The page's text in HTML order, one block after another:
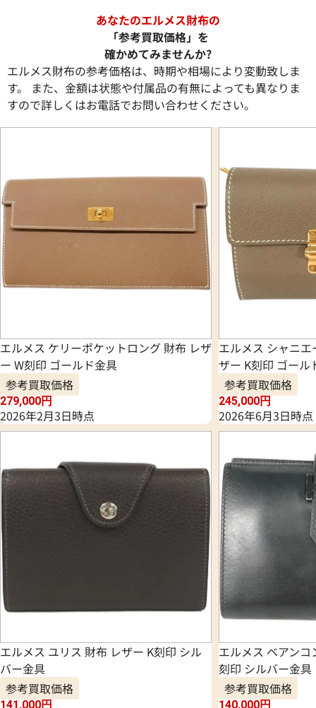
あなたのエルメス財布の
「参考買取価格」を
確かめてみませんか?
エルメス財布の参考価格は、時期や相場により変動致しま
す。 また、金額は状態や付属品の有無によっても異なりま
すので詳しくはお電話でお問い合わせください。
エルメス ケリーポケットロング 財布 レザ
ー W刻印 ゴールド金具
参考買取価格
279,000円
2026年2月3日時点
エルメス シャニ
ザー K刻印 ゴール
参考買取価格
245,000円
2026年6月3日時点
エルメス ユリス 財布 レザー K刻印 シル
バー金具
参考買取価格
141,000円
エルメス ベアン
刻印 シルバー金具
参考買取価格
140,000円